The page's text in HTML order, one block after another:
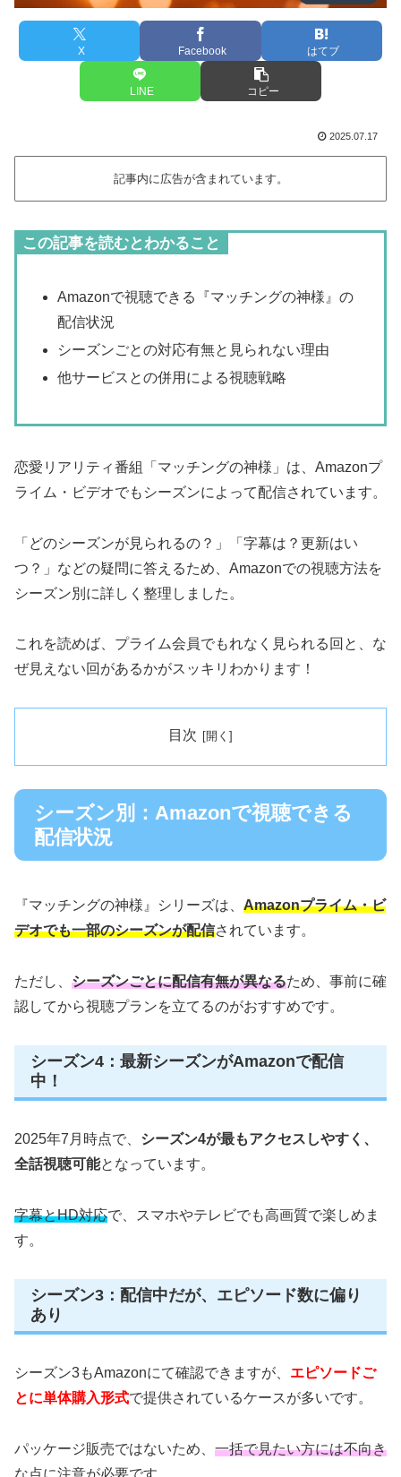
X Facebook はてブ
LINE コピー
2025.07.17
記事内に広告が含まれています。
この記事を読むとわかること
Amazonで視聴できる『マッチングの神様』の
配信状況
シーズンごとの対応有無と見られない理由
他サービスとの併用による視聴戦略
恋愛リアリティ番組「マッチングの神様」は、Amazonプ
ライム・ビデオでもシーズンによって配信されています。
「どのシーズンが見られるの？」「字幕は？更新はい
つ？」などの疑問に答えるため、Amazonでの視聴方法を
シーズン別に詳しく整理しました。
これを読めば、プライム会員でもれなく見られる回と、な
ぜ見えない回があるかがスッキリわかります！
目次
シーズン別：Amazonで視聴できる
配信状況
『マッチングの神様』シリーズは、 Amazonプライム・ビ
デオでも一部のシーズンが配信されています。
ただし、 シーズンごとに配信有無が異なるため、事前に確
認してから視聴プランを立てるのがおすすめです。
シーズン4：最新シーズンがAmazonで配信
中！
2025年7月時点で、 シーズン4が最もアクセスしやすく、
全話視聴可能となっています。
字幕とHD対応で、スマホやテレビでも高画質で楽しめま
す。
シーズン3：配信中だが、エピソード数に偏り
あり
シーズン3もAmazonにて確認できますが、 エピソードご
とに単体購入形式で提供されているケースが多いです。
パッケージ販売ではないため、 一括で見たい方には不向き